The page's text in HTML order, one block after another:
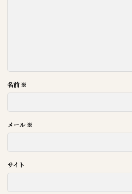
名前※
メール※
サイト